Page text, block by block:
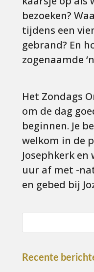
bezoeken?
tijdens een
gebrand? En
zogenaamde
Het Zondags
om de dag
beginnen. Je
welkom in de
Josephkerk en
uur af met -
en gebed bij
Recente